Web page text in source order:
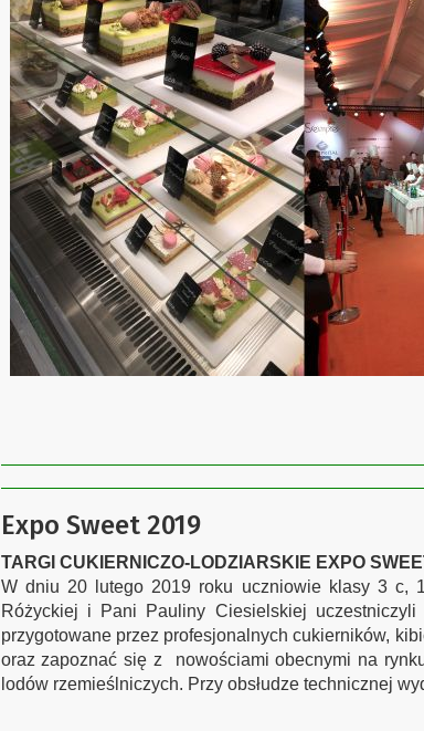
Expo Sweet 2019
TARGI CUKIERNICZO-LODZIARSKIE EXPO
W dniu 20 lutego 2019 roku uczniowie klasy 3 c,
Różyckiej i Pani Pauliny Ciesielskiej
przygotowane przez profesjonalnych cukierników,
oraz zapoznać się z nowościami obecnymi na
lodów rzemieślniczych. Przy obsłudze technicznej